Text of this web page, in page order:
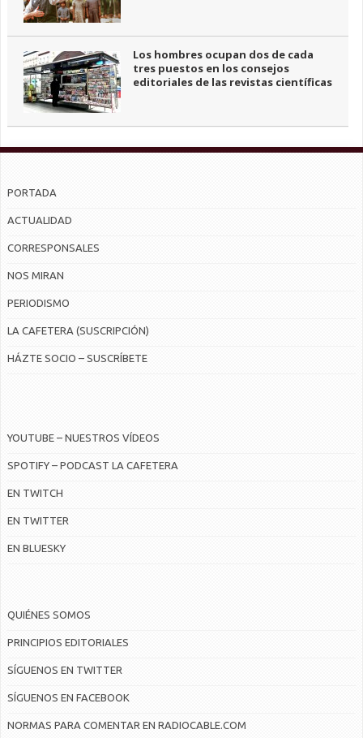
Los hombres ocupan dos de cada
tres puestos en los consejos
editoriales de las revistas científicas
PORTADA
ACTUALIDAD
CORRESPONSALES
NOS MIRAN
PERIODISMO
LA CAFETERA (SUSCRIPCIÓN)
HÁZTE SOCIO – SUSCRÍBETE
YOUTUBE – NUESTROS VÍDEOS
SPOTIFY – PODCAST LA CAFETERA
EN TWITCH
EN TWITTER
EN BLUESKY
QUIÉNES SOMOS
PRINCIPIOS EDITORIALES
SÍGUENOS EN TWITTER
SÍGUENOS EN FACEBOOK
NORMAS PARA COMENTAR EN RADIOCABLE.COM